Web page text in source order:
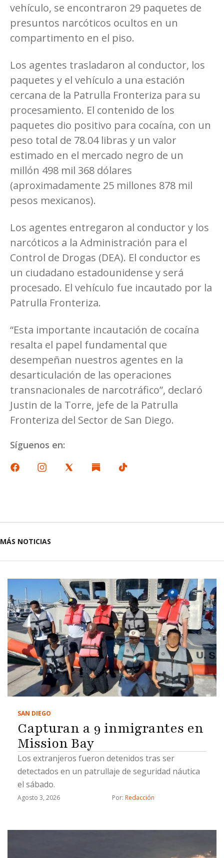
vehículo, se encontraron 29 paquetes de
presuntos narcóticos ocultos en un
compartimento en el piso.
Los agentes trasladaron al conductor, los
paquetes y el vehículo a una estación
cercana de la Patrulla Fronteriza para su
procesamiento. El contenido de los
paquetes dio positivo para cocaína, con un
peso total de 78.04 libras y un valor
estimado en el mercado negro de un
millón 498 mil 368 dólares
(aproximadamente 25 millones 878 mil
pesos mexicanos).
Los agentes entregaron al conductor y los
narcóticos a la Administración para el
Control de Drogas (DEA). El conductor es
un ciudadano estadounidense y será
procesado. El vehículo fue incautado por la
Patrulla Fronteriza.
“Esta importante incautación de cocaína
resalta el papel fundamental que
desempeñan nuestros agentes en la
desarticulación de las operaciones
transnacionales de narcotráfico”, declaró
Justin de la Torre, jefe de la Patrulla
Fronteriza del Sector de San Diego.
Síguenos en:
MÁS NOTICIAS
SAN DIEGO
Capturan a 9 inmigrantes en
Mission Bay
Los extranjeros fueron detenidos tras ser
detectados en un patrullaje de seguridad náutica
el sábado.
Agosto 3, 2026 Por: Redacción